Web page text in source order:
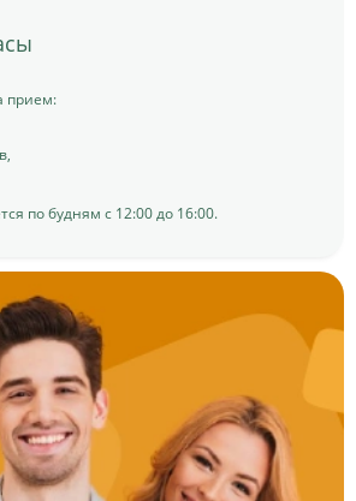
прием:
по будням с 12:00 до 16:00.